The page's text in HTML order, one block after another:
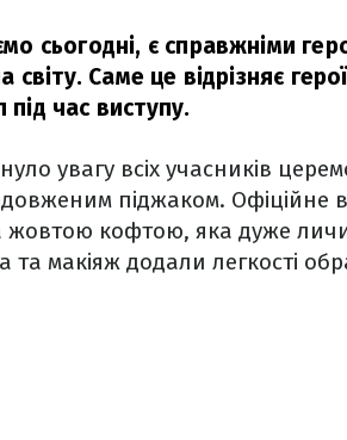
сьогодні, є справжніми
Саме це відрізняє
час виступу.
увагу всіх учасників
піджаком. Офіційне
кофтою, яка дуже
макіяж додали легкості